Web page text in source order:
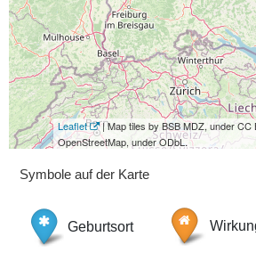
Leaflet
| Map tiles by BSB MDZ, under CC
OpenStreetMap, under ODbL.
Symbole auf der Karte
Geburtsort